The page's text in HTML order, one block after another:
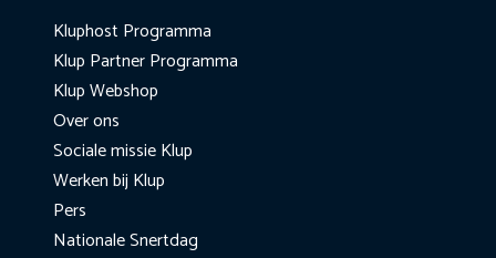
Kluphost Programma
Klup Partner Programma
Klup Webshop
Over ons
Sociale missie Klup
Werken bij Klup
Pers
Nationale Snertdag